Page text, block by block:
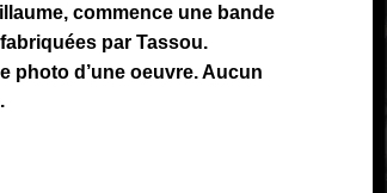
commence une bande
par Tassou.
photo d’une oeuvre. Aucun